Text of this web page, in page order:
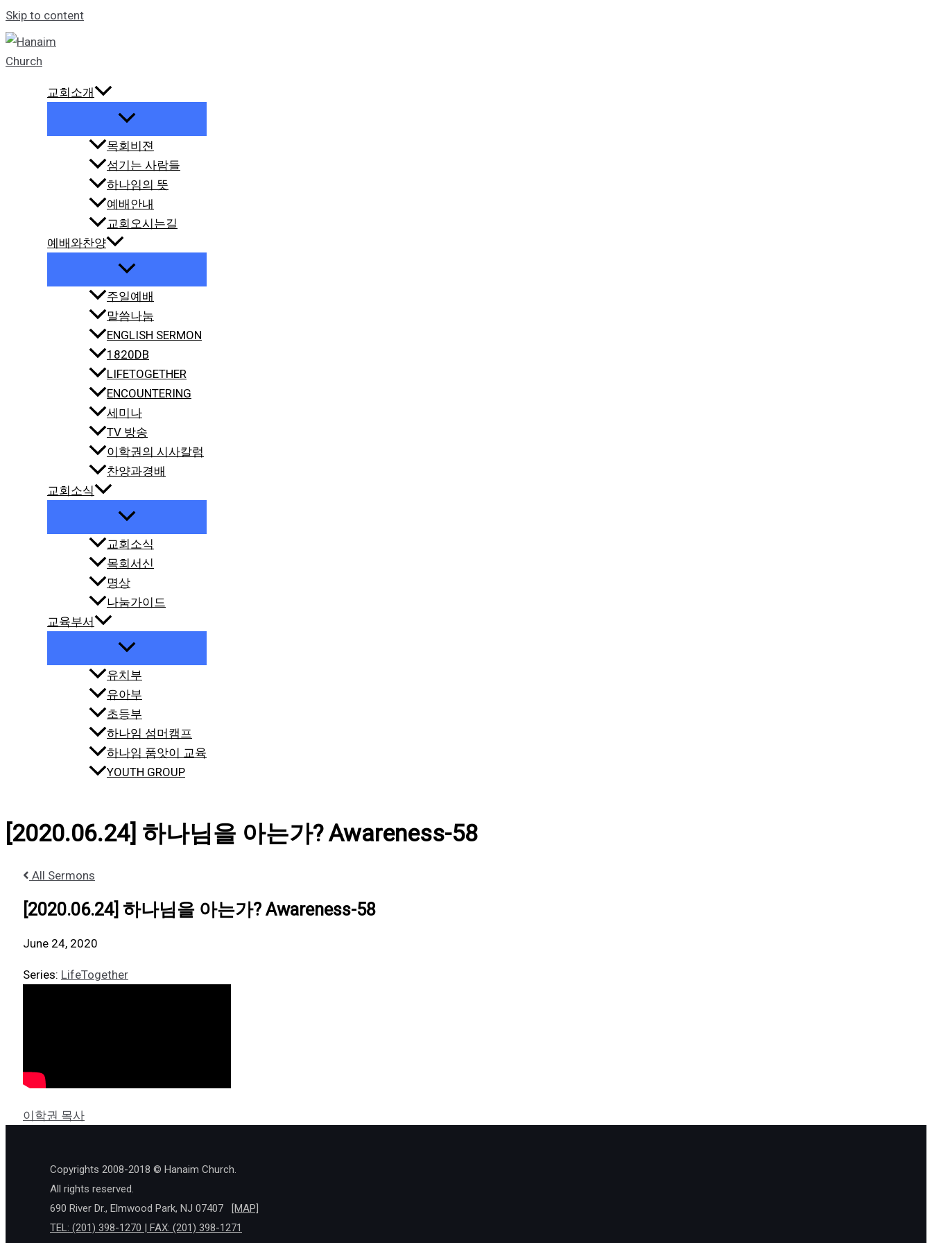
Skip to content
교회소개
목회비젼
섬기는 사람들
하나임의 뜻
예배안내
교회오시는길
예배와찬양
주일예배
말씀나눔
ENGLISH SERMON
1820DB
LIFETOGETHER
ENCOUNTERING
세미나
TV 방송
이학권의 시사칼럼
찬양과경배
교회소식
교회소식
목회서신
명상
나눔가이드
교육부서
유치부
유아부
초등부
하나임 섬머캠프
하나임 품앗이 교육
YOUTH GROUP
[2020.06.24] 하나님을 아는가? Awareness-58
All Sermons
[2020.06.24] 하나님을 아는가? Awareness-58
June 24, 2020
Series: LifeTogether
이학권 목사
Copyrights 2008-2018 © Hanaim Church.
All rights reserved.
690 River Dr., Elmwood Park, NJ 07407
[MAP]
TEL: (201) 398-1270 | FAX: (201) 398-1271